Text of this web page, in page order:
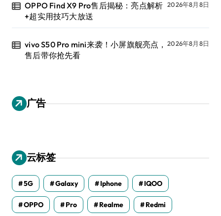
OPPO Find X9 Pro售后揭秘：亮点解析
+超实用技巧大放送
2026年8月8日
vivo S50 Pro mini来袭！小屏旗舰亮点，
售后带你抢先看
2026年8月8日
广告
云标签
5G Galaxy Iphone IQOO
OPPO Pro Realme Redmi